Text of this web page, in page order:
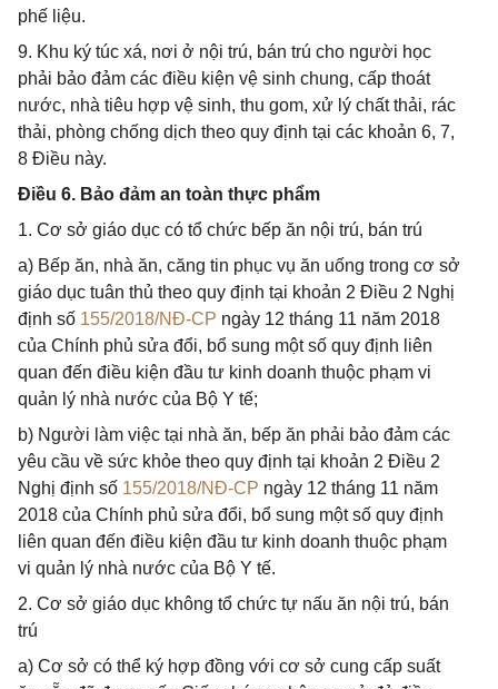
phế liệu.
9. Khu ký túc xá, nơi ở nội trú, bán trú cho người học
phải bảo đảm các điều kiện vệ sinh chung, cấp thoát
nước, nhà tiêu hợp vệ sinh, thu gom, xử lý chất thải, rác
thải, phòng chống dịch theo quy định tại các khoản 6, 7,
8 Điều này.
Điều 6. Bảo đảm an toàn thực phẩm
1. Cơ sở giáo dục có tổ chức bếp ăn nội trú, bán trú
a) Bếp ăn, nhà ăn, căng tin phục vụ ăn uống trong cơ sở
giáo dục tuân thủ theo quy định tại khoản 2 Điều 2 Nghị
định số 155/2018/NĐ-CP ngày 12 tháng 11 năm 2018
của Chính phủ sửa đổi, bổ sung một số quy định liên
quan đến điều kiện đầu tư kinh doanh thuộc phạm vi
quản lý nhà nước của Bộ Y tế;
b) Người làm việc tại nhà ăn, bếp ăn phải bảo đảm các
yêu cầu về sức khỏe theo quy định tại khoản 2 Điều 2
Nghị định số 155/2018/NĐ-CP ngày 12 tháng 11 năm
2018 của Chính phủ sửa đổi, bổ sung một số quy định
liên quan đến điều kiện đầu tư kinh doanh thuộc phạm
vi quản lý nhà nước của Bộ Y tế.
2. Cơ sở giáo dục không tổ chức tự nấu ăn nội trú, bán
trú
a) Cơ sở có thể ký hợp đồng với cơ sở cung cấp suất